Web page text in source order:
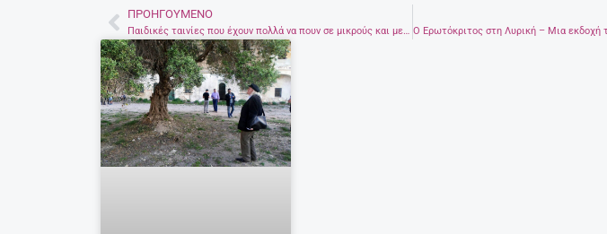
Prev
ΠΡΟΗΓΟΎΜΕΝΟ
Παιδικές ταινίες που έχουν πολλά να πουν σε μικρούς και μεγάλους